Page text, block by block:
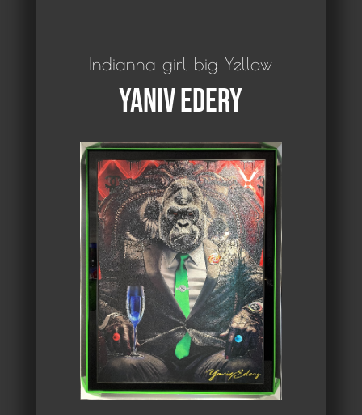
Indianna girl big Yellow
Yaniv Edery